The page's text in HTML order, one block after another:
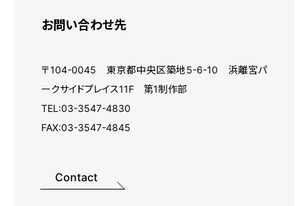
お問い合わせ先
〒104-0045 東京都中央区築地5-6-10 浜離宮パ
ークサイドプレイス11F 第1制作部
TEL:03-3547-4830
FAX:03-3547-4845
Contact